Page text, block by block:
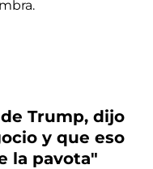
Trump, dijo
y que eso
la pavota"